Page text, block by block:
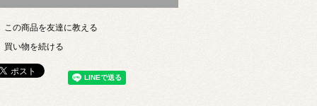
この商品を友達に教える
買い物を続ける